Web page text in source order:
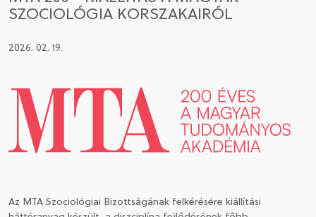
SZOCIOLÓGIA KORSZAKAIRÓL
2026. 02. 19.
Az MTA Szociológiai Bizottságának felkérésére kiállítási